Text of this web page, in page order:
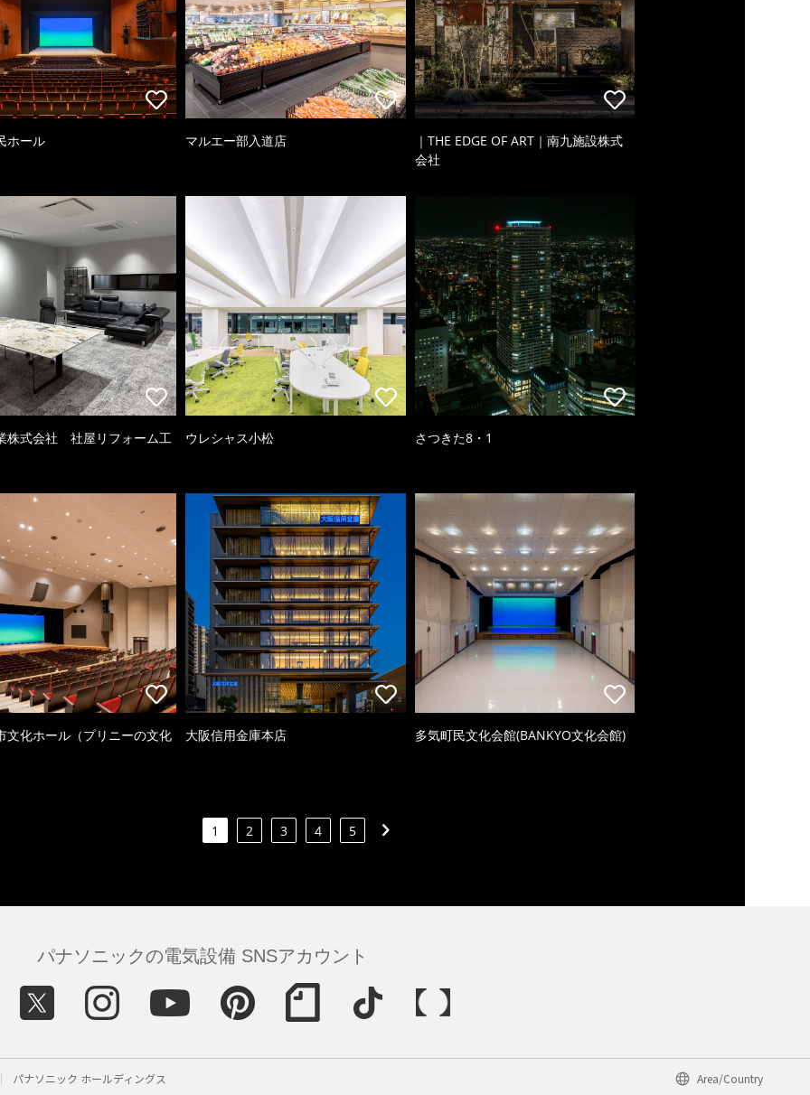
ホール マルエー部入道店
｜THE EDGE OF ART｜南九施設株式
会社
株式会社 社屋リフォーム工 ウレシャス小松 さつきた8・1
文化ホール（プリニーの文化
大阪信用金庫本店 多気町民文化会館(BANKYO文化会館)
1 2 3 4 5
パナソニックの電気設備 SNSアカウント
パナソニック ホールディングス Area/Country